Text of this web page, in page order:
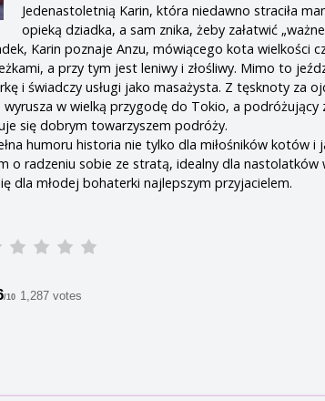
Jedenastoletnią Karin, która niedawno straciła
opieką dziadka, a sam znika, żeby załatwić
Karin poznaje Anzu, mówiącego kota wielkości
a przy tym jest leniwy i złośliwy. Mimo to
i świadczy usługi jako masażysta. Z tęsknoty za
wyrusza w wielką przygodę do Tokio, a podróżujący
się dobrym towarzyszem podróży.
humoru historia nie tylko dla miłośników kotów
o radzeniu sobie ze stratą, idealny dla
dla młodej bohaterki najlepszym przyjacielem.
/10 1,287 votes